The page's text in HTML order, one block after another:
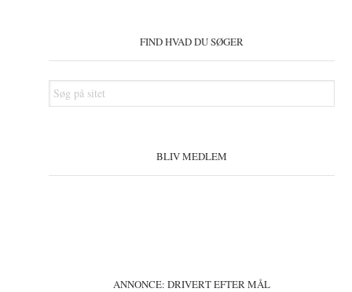
FIND HVAD DU SØGER
Søg
på
BLIV MEDLEM
ANNONCE: DRIVERT EFTER MÅL